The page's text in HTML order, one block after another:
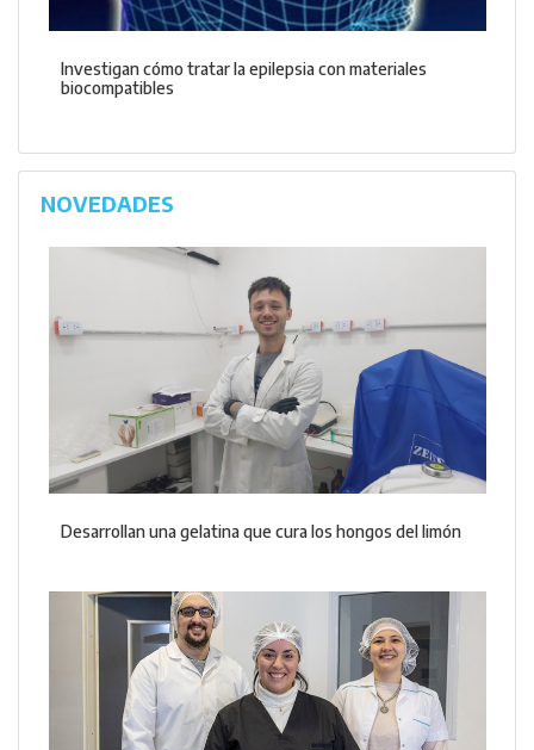
Investigan cómo tratar la epilepsia con materiales
biocompatibles
NOVEDADES
Desarrollan una gelatina que cura los hongos del limón